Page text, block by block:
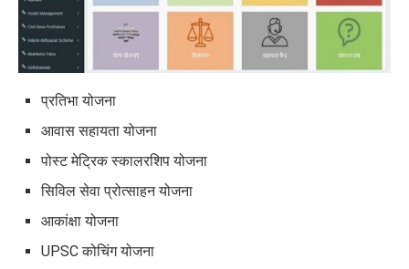
प्रतिभा योजना
आवास सहायता योजना
पोस्ट मेट्रिक स्कालरशिप योजना
सिविल सेवा प्रोत्साहन योजना
आकांक्षा योजना
UPSC कोचिंग योजना